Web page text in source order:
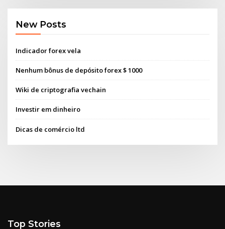
New Posts
Indicador forex vela
Nenhum bônus de depósito forex $ 1000
Wiki de criptografia vechain
Investir em dinheiro
Dicas de comércio ltd
Top Stories